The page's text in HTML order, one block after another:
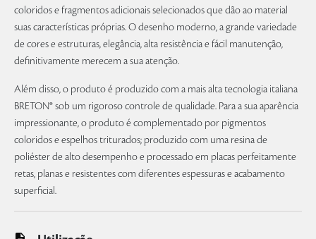
coloridos e fragmentos adicionais selecionados que dão ao material
suas características próprias. O desenho moderno, a grande variedade
de cores e estruturas, elegância, alta resistência e fácil manutenção,
definitivamente merecem a sua atenção.
Além disso, o produto é produzido com a mais alta tecnologia italiana
BRETON® sob um rigoroso controle de qualidade. Para a sua aparência
impressionante, o produto é complementado por pigmentos
coloridos e espelhos triturados; produzido com uma resina de
poliéster de alto desempenho e processado em placas perfeitamente
retas, planas e resistentes com diferentes espessuras e acabamento
superficial.